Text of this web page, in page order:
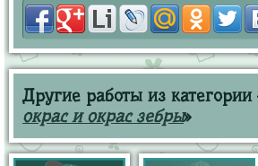
Другие работы из категории
окрас и окрас зебры»